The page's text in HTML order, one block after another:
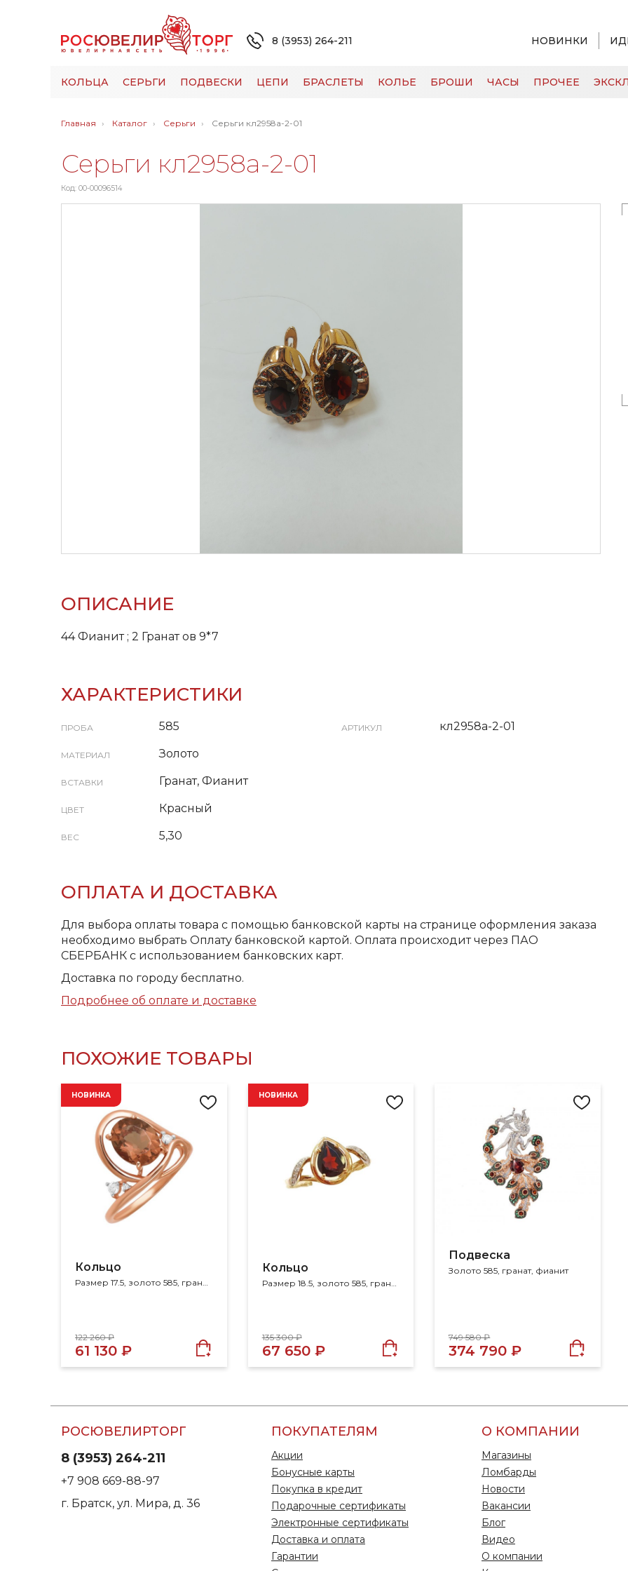
8 (3953) 264-211 НОВИНКИ
КОЛЬЦА СЕРЬГИ ПОДВЕСКИ ЦЕПИ БРАСЛЕТЫ КОЛЬЕ БРОШИ ЧАСЫ ПРОЧЕЕ
Главная Каталог Серьги Серьги кл2958а-2-01
Серьги кл2958а-2-01
Код: 00-00096514
ОПИСАНИЕ
44 Фианит ; 2 Гранат ов 9*7
ХАРАКТЕРИСТИКИ
ПРОБА 585
МАТЕРИАЛ Золото
ВСТАВКИ Гранат, Фианит
ЦВЕТ Красный
ВЕС 5,30
АРТИКУЛ кл2958а-2-01
ОПЛАТА И ДОСТАВКА
Для выбора оплаты товара с помощью банковской карты на странице оформления заказа
необходимо выбрать Оплату банковской картой. Оплата происходит через ПАО
СБЕРБАНК с использованием банковских карт.
Доставка по городу бесплатно.
Подробнее об оплате и доставке
ПОХОЖИЕ ТОВАРЫ
Кольцо
НОВИНКА
122 260 ₽
61 130 ₽
Кольцо
НОВИНКА
135 300 ₽
67 650 ₽
Подвеска
Золото 585, гранат, фианит
749 580 ₽
374 790 ₽
РОСЮВЕЛИРТОРГ
8 (3953) 264-211
+7 908 669-88-97
г. Братск, ул. Мира, д. 36
ПОКУПАТЕЛЯМ
Акции
Бонусные карты
Покупка в кредит
Подарочные сертификаты
Электронные сертификаты
Доставка и оплата
Гарантии
О КОМПАНИИ
Магазины
Ломбарды
Новости
Вакансии
Блог
Видео
О компании